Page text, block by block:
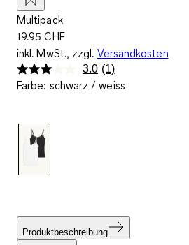
Multipack
19.95 CHF
inkl. MwSt., zzgl. Versandkosten
3.0 Bewertung
lesen.
(1)
Farbe: schwarz / weiss
Produktbeschreibung